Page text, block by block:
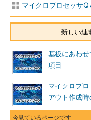
マイクロプロセッサ
新しい連
基板にあわ
項目
マイクロプ
アウト作成